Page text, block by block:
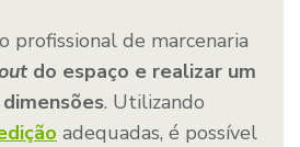
profissional de marcenaria
do espaço e realizar um
. Utilizando
adequadas, é possível